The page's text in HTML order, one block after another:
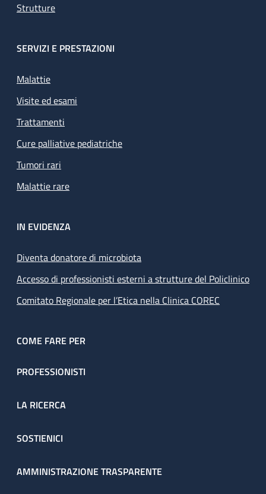
Strutture
SERVIZI E PRESTAZIONI
Malattie
Visite ed esami
Trattamenti
Cure palliative pediatriche
Tumori rari
Malattie rare
IN EVIDENZA
Diventa donatore di microbiota
Accesso di professionisti esterni a strutture del Policlinico
Comitato Regionale per l’Etica nella Clinica COREC
COME FARE PER
PROFESSIONISTI
LA RICERCA
SOSTIENICI
AMMINISTRAZIONE TRASPARENTE